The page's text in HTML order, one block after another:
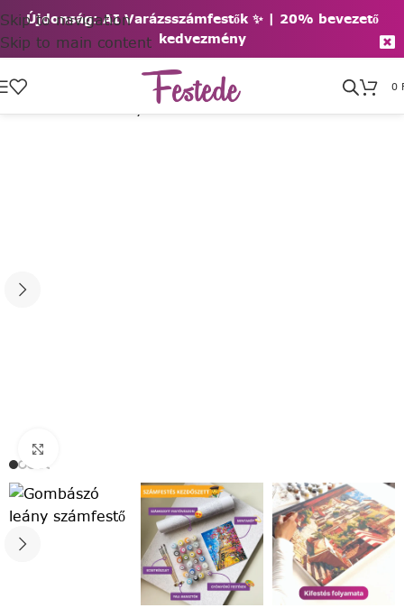
Újdonság: AI Varázsszámfestők ✨ | 20% bevezető
kedvezmény
Skip to navigation
Skip to main content
0